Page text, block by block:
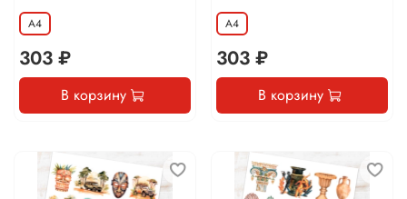
А4
303 ₽
В корзину
А4
303 ₽
В корзину